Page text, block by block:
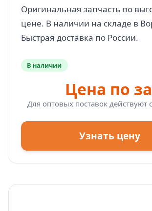
Оригинальная запчасть по
цене. В наличии на складе в
В наличии
Цена по
Для оптовых поставок действуют
Узнать цену